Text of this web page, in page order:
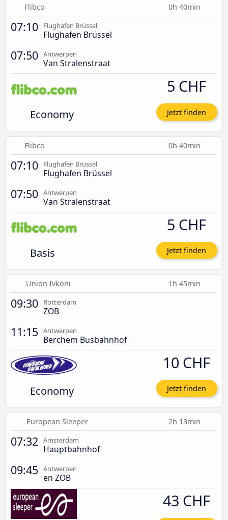
Flibco 0h 40min
07:10 Flughafen Brüssel
Flughafen Brüssel
07:50 Antwerpen
Van Stralenstraat
Economy
5 CHF
Jetzt finden
Flibco 0h 40min
07:10 Flughafen Brüssel
Flughafen Brüssel
07:50 Antwerpen
Van Stralenstraat
Basis
5 CHF
Jetzt finden
Union Ivkoni 1h 45min
09:30 Rotterdam
ZOB
11:15 Antwerpen
Berchem Busbahnhof
Economy
10 CHF
Jetzt finden
European Sleeper 2h 13min
07:32 Amsterdam
Hauptbahnhof
09:45 Antwerpen
en ZOB
43 CHF